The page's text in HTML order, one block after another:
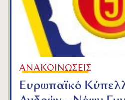
ΑΝΑΚΟΙΝΩΣΕΙΣ
Ευρωπαϊκό